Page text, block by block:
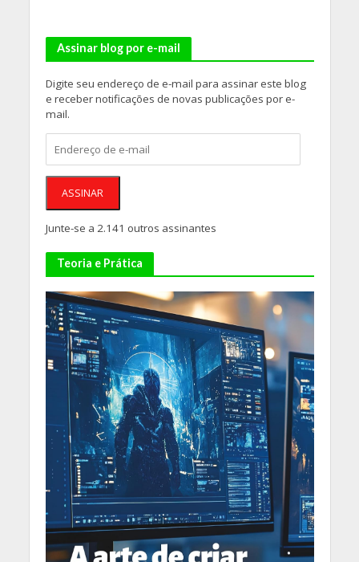
Assinar blog por e-mail
Digite seu endereço de e-mail para assinar este blog
e receber notificações de novas publicações por e-
mail.
de
e-
ASSINAR
Junte-se a 2.141 outros assinantes
Teoria e Prática